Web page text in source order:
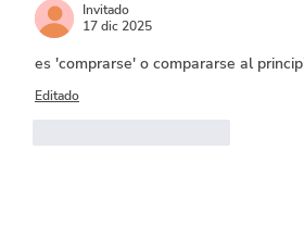
Invitado
17 dic 2025
es 'comprarse' o compararse al
Editado